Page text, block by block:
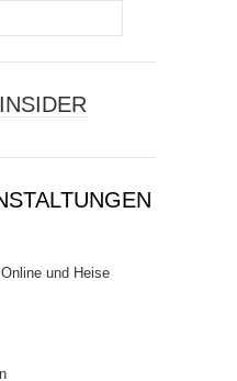
und Heise